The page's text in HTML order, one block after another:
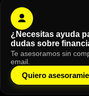
¿Necesitas ayuda
dudas sobre
Te asesoramos sin
email.
Quiero